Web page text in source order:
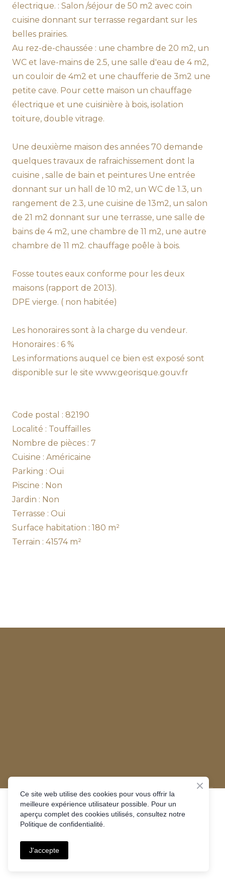
électrique. : Salon /séjour de 50 m2 avec coin
cuisine donnant sur terrasse regardant sur les
belles prairies.
Au rez-de-chaussée : une chambre de 20 m2, un
WC et lave-mains de 2.5, une salle d'eau de 4 m2,
un couloir de 4m2 et une chaufferie de 3m2 une
petite cave. Pour cette maison un chauffage
électrique et une cuisinière à bois, isolation
toiture, double vitrage.
Une deuxième maison des années 70 demande
quelques travaux de rafraichissement dont la
cuisine , salle de bain et peintures Une entrée
donnant sur un hall de 10 m2, un WC de 1.3, un
rangement de 2.3, une cuisine de 13m2, un salon
de 21 m2 donnant sur une terrasse, une salle de
bains de 4 m2, une chambre de 11 m2, une autre
chambre de 11 m2. chauffage poêle à bois.
Fosse toutes eaux conforme pour les deux
maisons (rapport de 2013).
DPE vierge. ( non habitée)
Les honoraires sont à la charge du vendeur.
Honoraires : 6 %
Les informations auquel ce bien est exposé sont
disponible sur le site www.georisque.gouv.fr
Code postal : 82190
Localité : Touffailles
Nombre de pièces : 7
Cuisine : Américaine
Parking : Oui
Piscine : Non
Jardin : Non
Terrasse : Oui
Surface habitation : 180 m²
Terrain : 41574 m²
Mentions légales
Politique de confidentialité
©LMS DESIGN
Ce site web utilise des cookies pour vous offrir la
meilleure expérience utilisateur possible. Pour un
aperçu complet des cookies utilisés, consultez notre
Politique de confidentialité.
J'accepte